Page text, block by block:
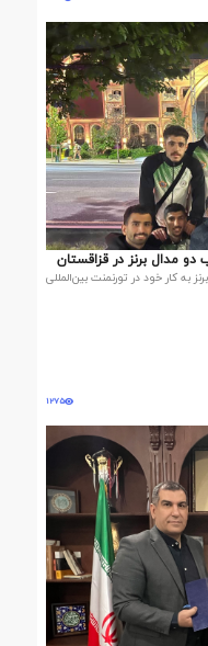
مدال برنز در قزاقستان
به کار خود در تورنمنت بین‌المللی
1275